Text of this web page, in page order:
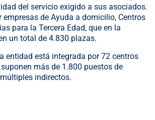
del servicio exigido a sus asociados.
empresas de Ayuda a domicilio, Centros
para la Tercera Edad, que en la
un total de 4.830 plazas.
entidad está integrada por 72 centros
más de 1.800 puestos de
indirectos.